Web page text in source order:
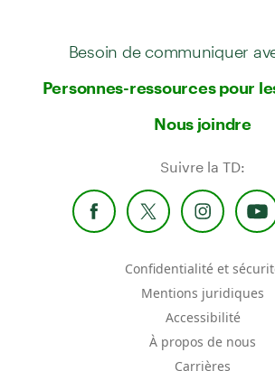
Besoin de communiquer
Personnes-ressources pour
Nous joindre
Suivre la TD:
Confidentialité et
Mentions juridiques
Accessibilité
À propos de nous
Carrières